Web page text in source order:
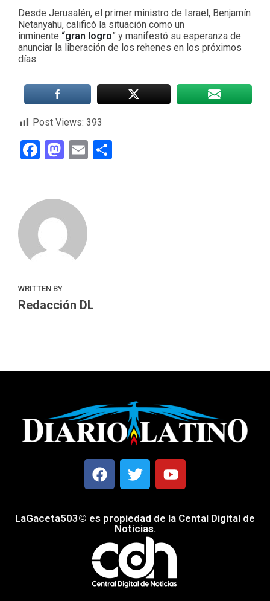
Desde Jerusalén, el primer ministro de Israel, Benjamín
Netanyahu, calificó la situación como un
inminente “gran logro” y manifestó su esperanza de
anunciar la liberación de los rehenes en los próximos
días.
Post Views: 393
Facebook
Mastodon
Email
WRITTEN BY
Redacción DL
LaGaceta503© es propiedad de la Cental Digital de
Noticias.